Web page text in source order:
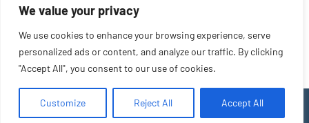
We value your privacy
We use cookies to enhance your browsing experience, serve
personalized ads or content, and analyze our traffic. By clicking
"Accept All", you consent to our use of cookies.
Customize Reject All Accept All
oder was immer den Kameraden noch einfällt –
Mail ist eine Fälschung.
WordPress-Theme: Occasio von ThemeZee.